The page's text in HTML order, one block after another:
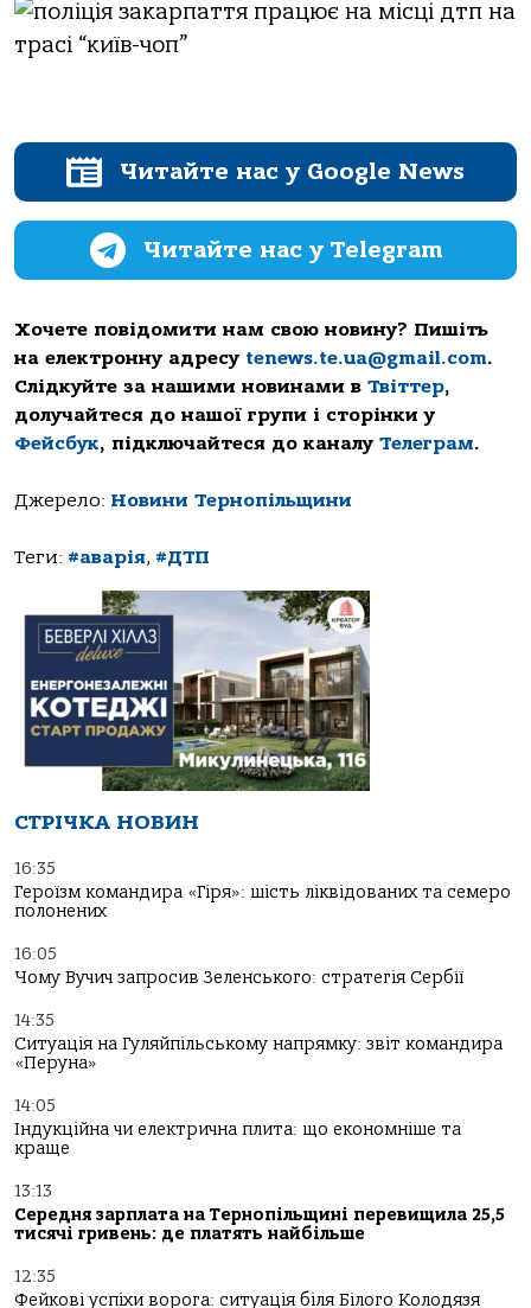
Читайте нас у Google News
Читайте нас у Telegram
Хочете повідомити нам свою новину? Пишіть
на електронну адресу tenews.te.ua@gmail.com.
Слідкуйте за нашими новинами в Твіттер,
долучайтеся до нашої групи і сторінки у
Фейсбук, підключайтеся до каналу Телеграм.
Джерело: Новини Тернопільщини
Теги: #аварія, #ДТП
СТРІЧКА НОВИН
16:35
Героїзм командира «Гіря»: шість ліквідованих та семеро
полонених
16:05
Чому Вучич запросив Зеленського: стратегія Сербії
14:35
Ситуація на Гуляйпільському напрямку: звіт командира
«Перуна»
14:05
Індукційна чи електрична плита: що економніше та
краще
13:13
Середня зарплата на Тернопільщині перевищила 25,5
тисячі гривень: де платять найбільше
12:35
Фейкові успіхи ворога: ситуація біля Білого Колодязя